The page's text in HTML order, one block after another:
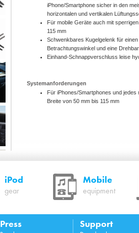
iPhone/Smartphone sicher in den
horizontalen und vertikalen
Für mobile Geräte auch mit
115 mm
Schwenkbares Kugelgelenk für einen
Betrachtungswinkel und eine
Einhand-Schnappverschluss leise
Systemanforderungen
Für iPhones/Smartphones und jedes
Breite von 50 mm bis 115 mm
iPod
gear
Mobile
equipment
Press Support